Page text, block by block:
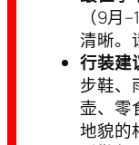
（9月
清晰。
行装建
步鞋、
壶、零
地貌的